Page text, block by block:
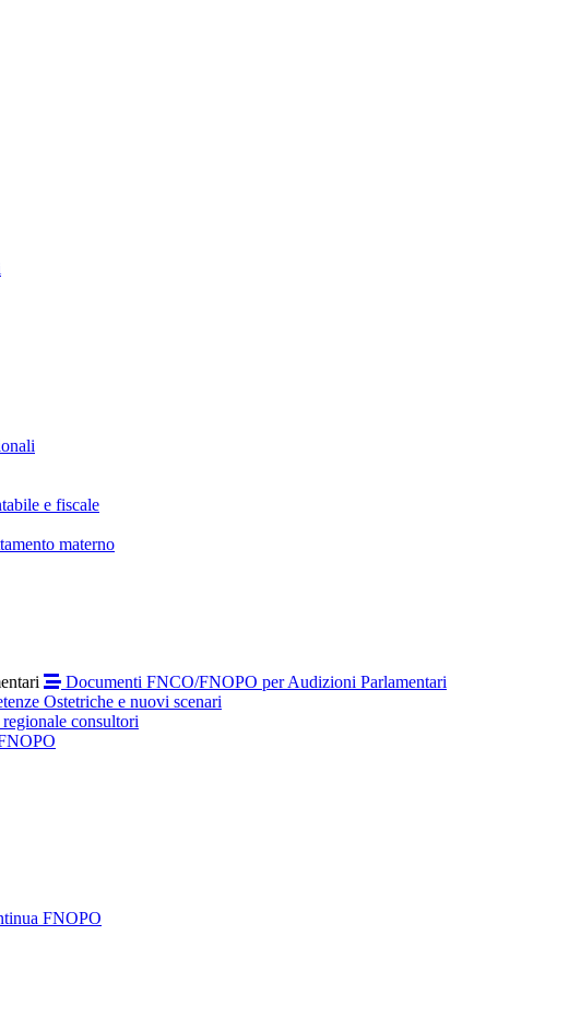
e fiscale
materno
Documenti FNCO/FNOPO per Audizioni Parlamentari
Ostetriche e nuovi scenari
consultori
FNOPO